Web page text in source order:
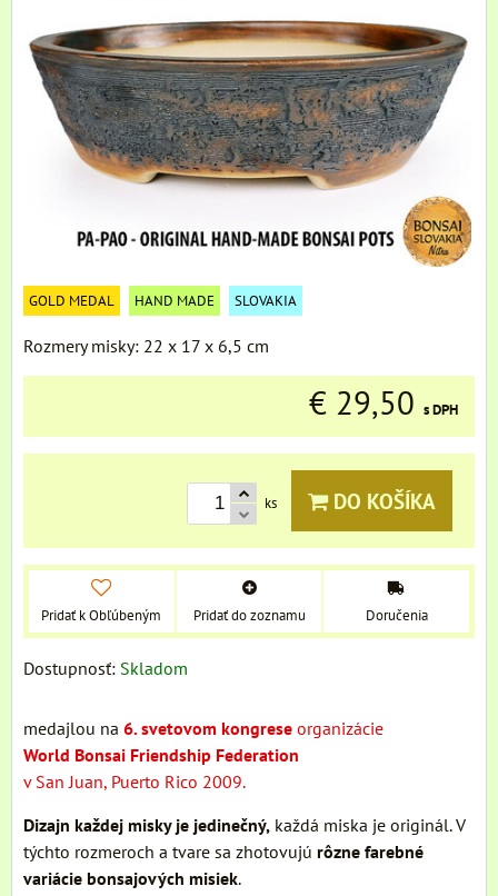
GOLD MEDAL HAND MADE SLOVAKIA
Rozmery misky: 22 x 17 x 6,5 cm
€ 29,50 s DPH
ks DO KOŠÍKA
Pridať k Obľúbeným Pridať do zoznamu Doručenia
Dostupnosť: Skladom
medajlou na 6. svetovom kongrese organizácie
World Bonsai Friendship Federation
v San Juan, Puerto Rico 2009.
Dizajn každej misky je jedinečný, každá miska je originál. V
týchto rozmeroch a tvare sa zhotovujú rôzne farebné
variácie bonsajových misiek.